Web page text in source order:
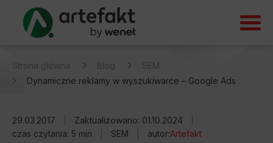
Strona główna Blog
SEM
Dynamiczne reklamy w wyszukiwarce – Google Ads
29.03.2017 Zaktualizowano: 01.10.2024
czas czytania: 5 min
SEM autor:Artefakt